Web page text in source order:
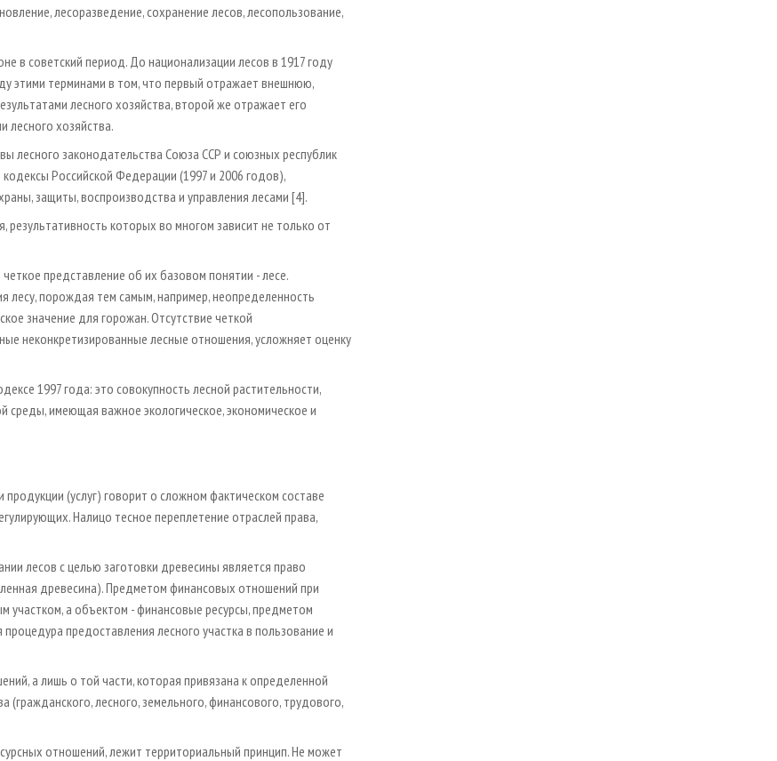
лесоразведение, сохранение лесов, лесопользование,
в советский период. До национализации лесов в 1917 году
этими терминами в том, что первый отражает внешнюю,
лесного хозяйства, второй же отражает его
лесного хозяйства.
лесного законодательства Союза ССР и союзных республик
Российской Федерации (1997 и 2006 годов),
защиты, воспроизводства и управления лесами [4].
которых во многом зависит не только от
представление об их базовом понятии - лесе.
лесу, порождая тем самым, например, неопределенность
значение для горожан. Отсутствие четкой
неконкретизированные лесные отношения, усложняет оценку
1997 года: это совокупность лесной растительности,
имеющая важное экологическое, экономическое и
(услуг) говорит о сложном фактическом составе
Налицо тесное переплетение отраслей права,
лесов с целью заготовки древесины является право
древесина). Предметом финансовых отношений при
участком, а объектом - финансовые ресурсы, предметом
предоставления лесного участка в пользование и
а лишь о той части, которая привязана к определенной
(гражданского, лесного, земельного, финансового, трудового,
отношений, лежит территориальный принцип. Не может